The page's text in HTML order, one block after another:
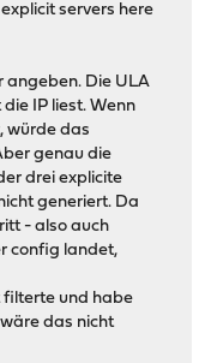
servers here
angeben. Die ULA
IP liest. Wenn
würde das
genau die
drei explicite
generiert. Da
- also auch
config landet,
filterte und habe
das nicht